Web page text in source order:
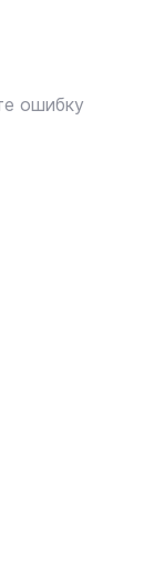
ошибку